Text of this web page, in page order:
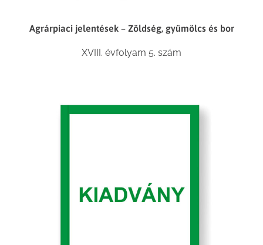
Agrárpiaci jelentések – Zöldség, gyümölcs és bor
XVIII. évfolyam 5. szám